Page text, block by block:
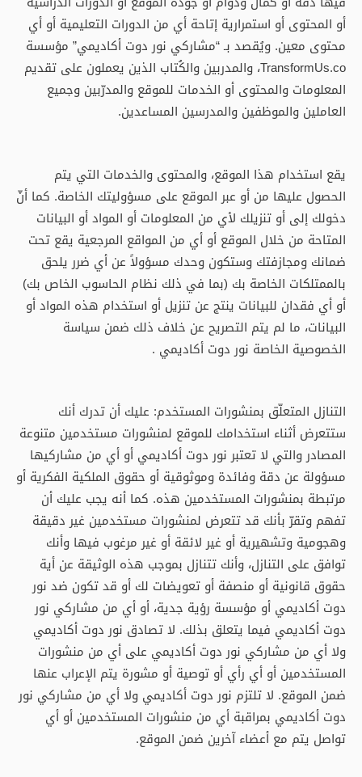
أو المحتوى أو استمرارية إتاحة أي من الدورات التعليمية أو أي
محتوى معين. ويُقصد بـ “مشاركي نور دوت أكاديمي” مؤسسة
TransformUs.co، والمدربين والكُتاب الذين يعملون على تقديم
المعلومات والمحتوى أو الخدمات للموقع والمدرّبين وجميع
العاملين والموظفين والمدرسين المساعدين.
يقع استخدام هذا الموقع، والمحتوى والخدمات التي يتم
الحصول عليها من أو عبر الموقع على مسؤوليتك الخاصة. كما أنّ
دخولك إلى أو تنزيلك لأي من المعلومات أو المواد أو البيانات
المتاحة من خلال الموقع أو أي من المواقع المرجعية يقع تحت
ضمانك ومجازفتك وستكون وحدك مسؤولاً عن أي ضرر يلحق
بالممتلكات الخاصة بك (بما في ذلك نظام الحاسوب الخاص بك)
أو أي فقدان للبيانات ينتج عن تنزيل أو استخدام هذه المواد أو
البيانات، ما لم يتم التصريح عن خلاف ذلك ضمن سياسة
الخصوصية الخاصة نور دوت أكاديمي .
التنازل المتعلّق بمنشورات المستخدم: عليك أن تدرك أنك
ستتعرض أثناء استخدامك للموقع لمنشورات مستخدمين متنوعة
المصادر والتي لا تعتبر نور دوت أكاديمي أو أي من مشاركيها
مسؤولة عن دقة وفائدة وموثوقية أو حقوق الملكية الفكرية أو
مرتبطة بمنشورات المستخدمين هذه. كما أنه يجب عليك أن
تفهم وتقرّ بأنك قد تتعرض لمنشورات مستخدمين غير دقيقة
وهجومية وتشهيرية أو غير لائقة أو غير مرغوب فيها وأنك
توافق على التنازل، وأنك تتنازل بموجب هذه الوثيقة عن أية
حقوق قانونية أو منصفة أو تعويضات لك أو قد تكون ضد نور
دوت أكاديمي أو مؤسسة رؤية جدية، أو أي من مشاركي نور
دوت أكاديمي فيما يتعلق بذلك. لا تصادق نور دوت أكاديمي
ولا أي من مشاركي نور دوت أكاديمي على أي من منشورات
المستخدمين أو أي رأي أو توصية أو مشورة يتم الإعراب عنها
ضمن الموقع. لا تلتزم نور دوت أكاديمي ولا أي من مشاركي نور
دوت أكاديمي بمراقبة أي من منشورات المستخدمين أو أي
تواصل يتم مع أعضاء آخرين ضمن الموقع.